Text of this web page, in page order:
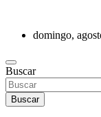
contenidodomingo,
REVISTA DE
Buscar
Buscar